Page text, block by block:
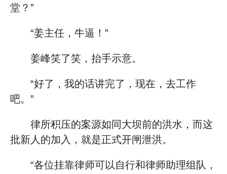
堂？”
“姜主任，牛逼！”
姜峰笑了笑，抬手示意。
“好了，我的话讲完了，现在，去工作
吧。”
律所积压的案源如同大坝前的洪水，而这
批新人的加入，就是正式开闸泄洪。
“各位挂靠律师可以自行和律师助理组队，